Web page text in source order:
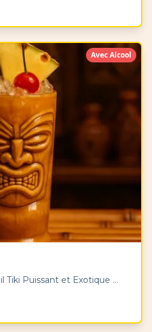
Avec Alcool
Tiki Puissant et Exotique ...